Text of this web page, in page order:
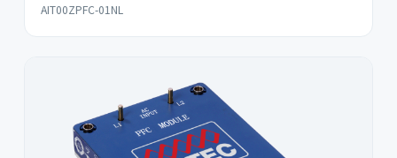
AIT00ZPFC-01NL